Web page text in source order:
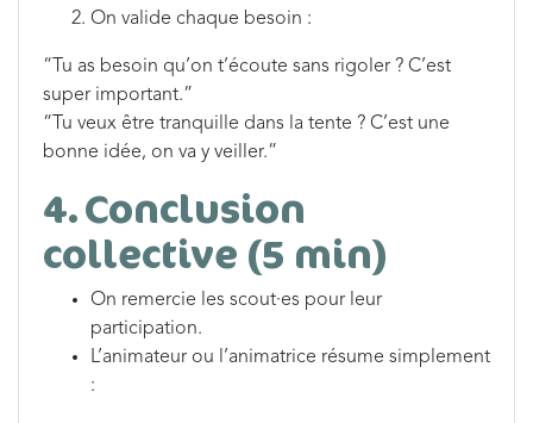
On valide chaque besoin :
“Tu as besoin qu’on t’écoute sans rigoler ? C’est
super important.”
“Tu veux être tranquille dans la tente ? C’est une
bonne idée, on va y veiller.”
4. Conclusion
collective (5 min)
On remercie les scout·es pour leur
participation.
L’animateur ou l’animatrice résume simplement
: